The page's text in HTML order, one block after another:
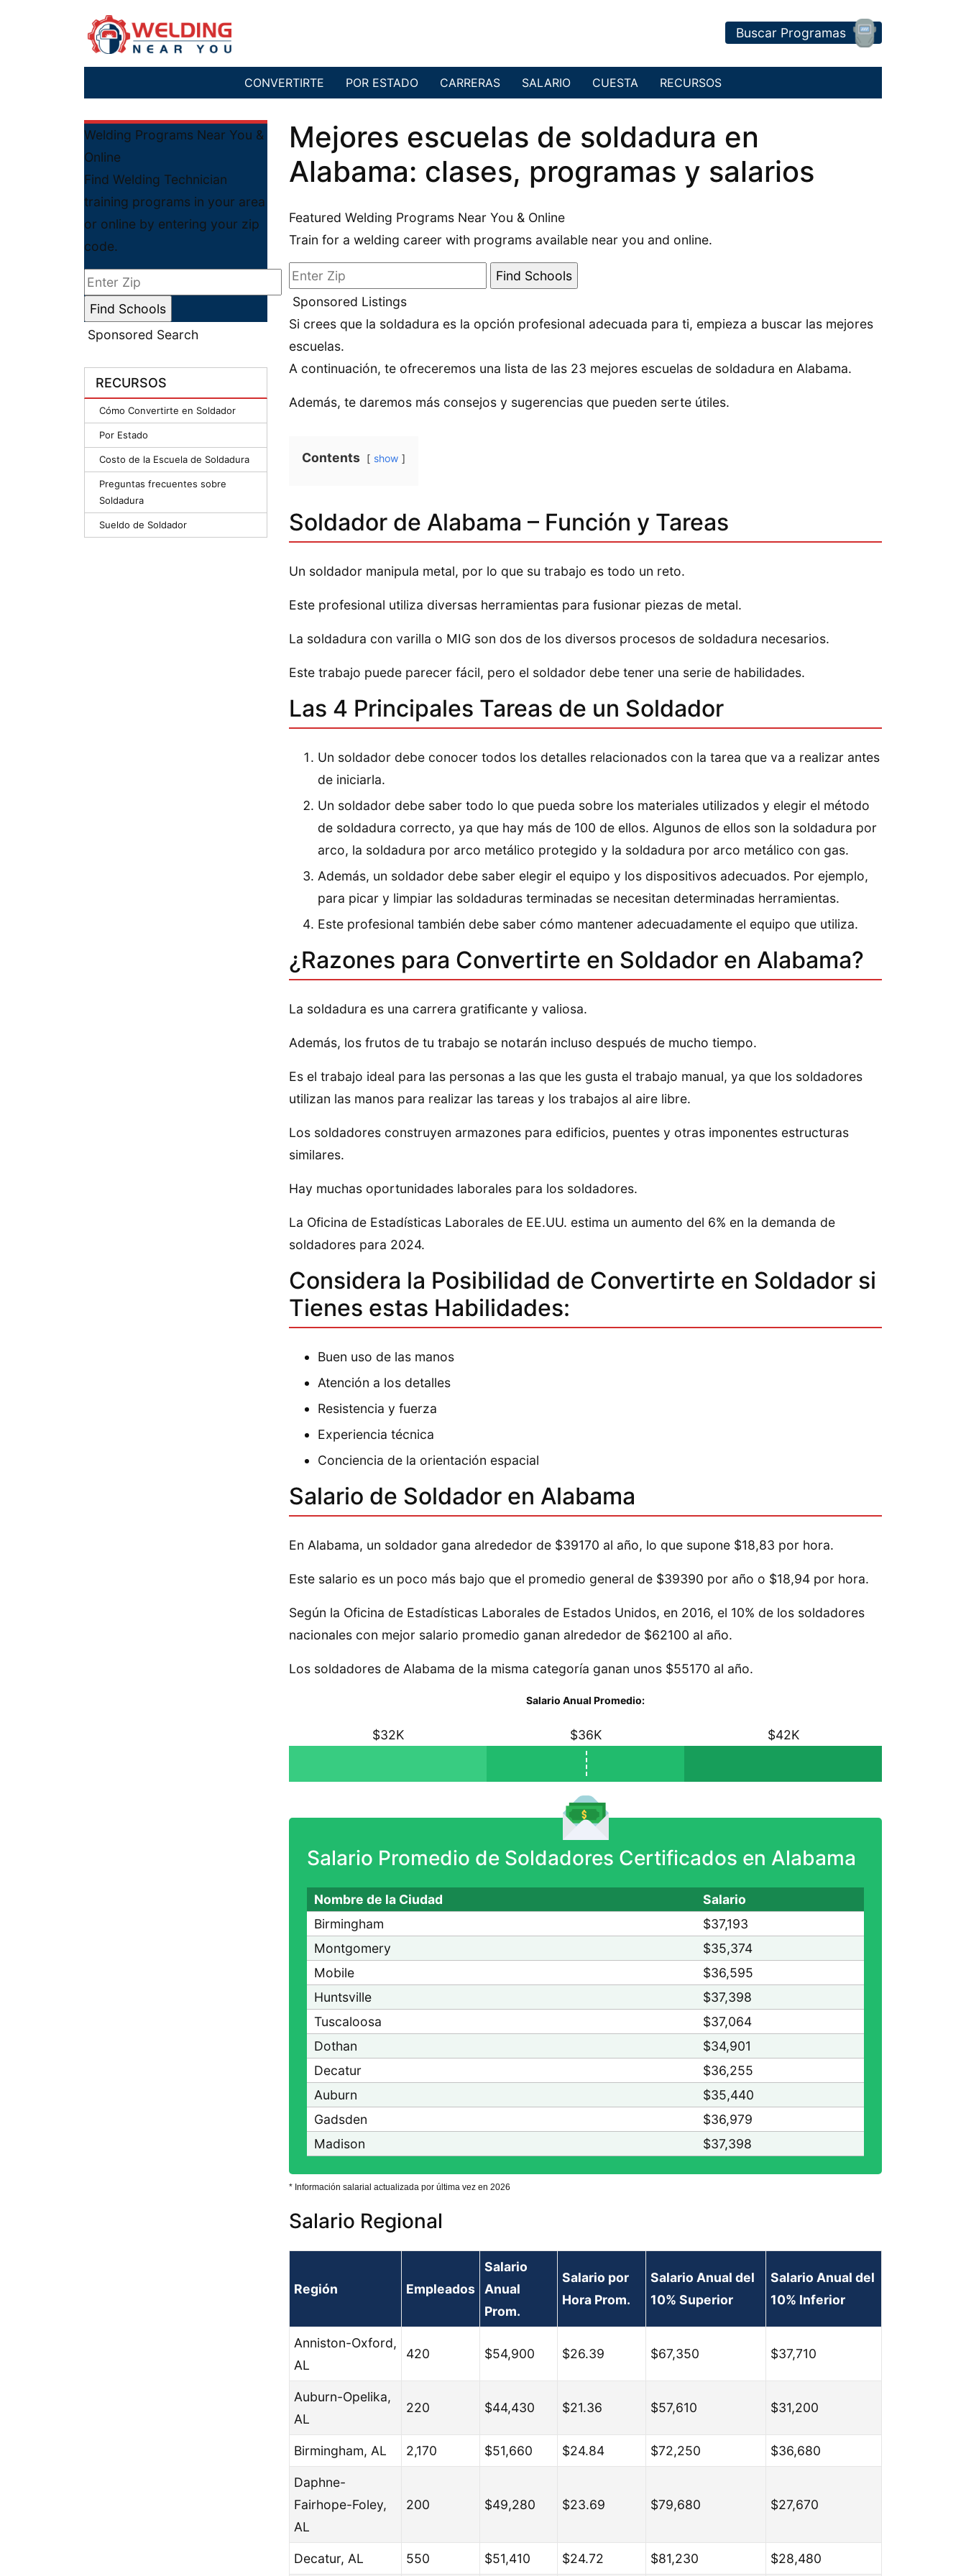
Buscar Programas
CONVERTIRTE POR ESTADO CARRERAS SALARIO CUESTA RECURSOS
Welding Programs Near You &
Online
Find Welding Technician
training programs in your area
or online by entering your zip
code.
Sponsored Search
RECURSOS
Cómo Convertirte en Soldador
Por Estado
Costo de la Escuela de Soldadura
Preguntas frecuentes sobre
Soldadura
Sueldo de Soldador
Mejores escuelas de soldadura en
Alabama: clases, programas y salarios
Featured Welding Programs Near You & Online
Train for a welding career with programs available near you and online.
Sponsored Listings
Si crees que la soldadura es la opción profesional adecuada para ti, empieza a buscar las mejores
escuelas.
A continuación, te ofreceremos una lista de las 23 mejores escuelas de soldadura en Alabama.
Además, te daremos más consejos y sugerencias que pueden serte útiles.
Contents show
Soldador de Alabama – Función y Tareas
Un soldador manipula metal, por lo que su trabajo es todo un reto.
Este profesional utiliza diversas herramientas para fusionar piezas de metal.
La soldadura con varilla o MIG son dos de los diversos procesos de soldadura necesarios.
Este trabajo puede parecer fácil, pero el soldador debe tener una serie de habilidades.
Las 4 Principales Tareas de un Soldador
Un soldador debe conocer todos los detalles relacionados con la tarea que va a realizar antes
de iniciarla.
Un soldador debe saber todo lo que pueda sobre los materiales utilizados y elegir el método
de soldadura correcto, ya que hay más de 100 de ellos. Algunos de ellos son la soldadura por
arco, la soldadura por arco metálico protegido y la soldadura por arco metálico con gas.
Además, un soldador debe saber elegir el equipo y los dispositivos adecuados. Por ejemplo,
para picar y limpiar las soldaduras terminadas se necesitan determinadas herramientas.
Este profesional también debe saber cómo mantener adecuadamente el equipo que utiliza.
¿Razones para Convertirte en Soldador en Alabama?
La soldadura es una carrera gratificante y valiosa.
Además, los frutos de tu trabajo se notarán incluso después de mucho tiempo.
Es el trabajo ideal para las personas a las que les gusta el trabajo manual, ya que los soldadores
utilizan las manos para realizar las tareas y los trabajos al aire libre.
Los soldadores construyen armazones para edificios, puentes y otras imponentes estructuras
similares.
Hay muchas oportunidades laborales para los soldadores.
La Oficina de Estadísticas Laborales de EE.UU. estima un aumento del 6% en la demanda de
soldadores para 2024.
Considera la Posibilidad de Convertirte en Soldador si
Tienes estas Habilidades:
Buen uso de las manos
Atención a los detalles
Resistencia y fuerza
Experiencia técnica
Conciencia de la orientación espacial
Salario de Soldador en Alabama
En Alabama, un soldador gana alrededor de $39170 al año, lo que supone $18,83 por hora.
Este salario es un poco más bajo que el promedio general de $39390 por año o $18,94 por hora.
Según la Oficina de Estadísticas Laborales de Estados Unidos, en 2016, el 10% de los soldadores
nacionales con mejor salario promedio ganan alrededor de $62100 al año.
Los soldadores de Alabama de la misma categoría ganan unos $55170 al año.
Salario Anual Promedio:
$32K $36K $42K
Salario Promedio de Soldadores Certificados en Alabama
Nombre de la Ciudad
Salario
Birmingham
$37,193
Montgomery
$35,374
Mobile
$36,595
Huntsville
$37,398
Tuscaloosa
$37,064
Dothan
$34,901
Decatur
$36,255
Auburn
$35,440
Gadsden
$36,979
Madison
$37,398
* Información salarial actualizada por última vez en 2026
Salario Regional
Región Empleados
Salario
Anual
Prom.
Salario por
Hora Prom.
Salario Anual del
10% Superior
Salario Anual del
10% Inferior
Anniston-Oxford,
AL
420 $54,900 $26.39 $67,350 $37,710
Auburn-Opelika,
AL
220 $44,430 $21.36 $57,610 $31,200
Birmingham, AL 2,170 $51,660 $24.84 $72,250 $36,680
Daphne-
Fairhope-Foley,
AL
200 $49,280 $23.69 $79,680 $27,670
Decatur, AL 550 $51,410 $24.72 $81,230 $28,480